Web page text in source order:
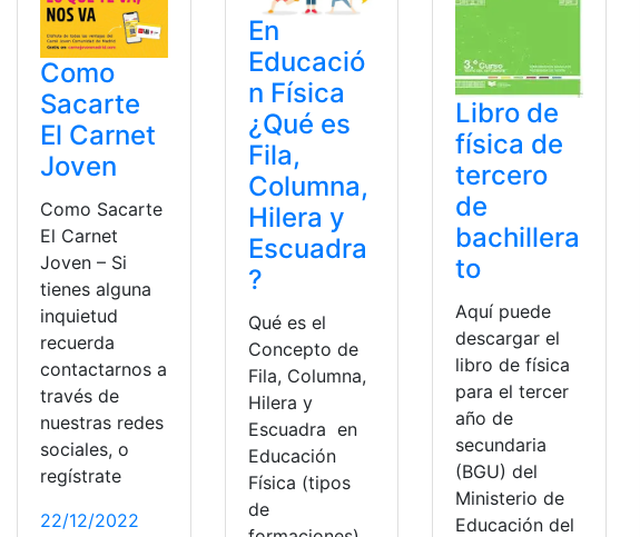
Como
Sacarte
El Carnet
Joven
Como Sacarte
El Carnet
Joven – Si
tienes alguna
inquietud
recuerda
contactarnos a
través de
nuestras redes
sociales, o
regístrate
22/12/2022
En
Educació
n Física
¿Qué es
Fila,
Columna,
Hilera y
Escuadra
?
Qué es el
Concepto de
Fila, Columna,
Hilera y
Escuadra en
Educación
Física (tipos
de
Libro de
física de
tercero
de
bachillera
to
Aquí puede
descargar el
libro de física
para el tercer
año de
secundaria
(BGU) del
Ministerio de
Educación del